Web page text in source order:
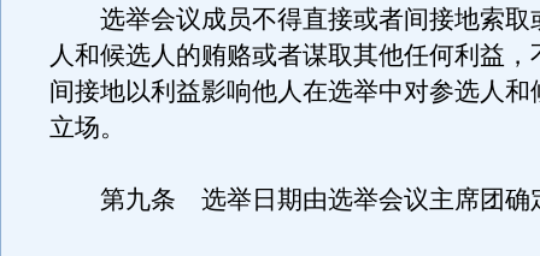
选举会议成员不得直接或者间接地索取
人和候选人的贿赂或者谋取其他任何利益，
间接地以利益影响他人在选举中对参选人和
立场。
第九条 选举日期由选举会议主席团确